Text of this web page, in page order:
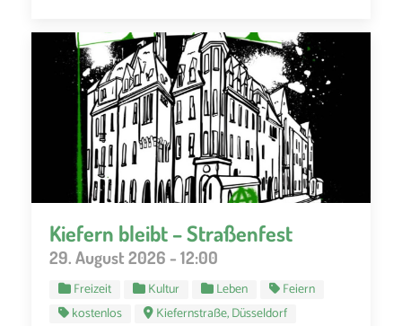
Kiefern bleibt – Straßenfest
29. August 2026 - 12:00
Freizeit Kultur Leben
Feiern
kostenlos
Kiefernstraße, Düsseldorf